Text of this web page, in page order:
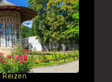
Reizen